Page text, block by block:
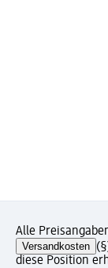
Alle
Versandkosten
diese Position